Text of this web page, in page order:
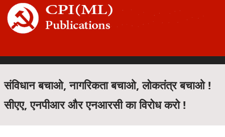
Skip
main
Main
navigation
संविधान बचाओ, नागरिकता बचाओ, लोकतंत्र बचाओ !
सीएए, एनपीआर और एनआरसी का विरोध करो !